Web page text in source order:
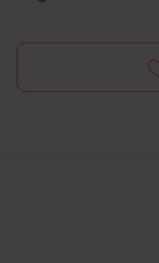
attuale: